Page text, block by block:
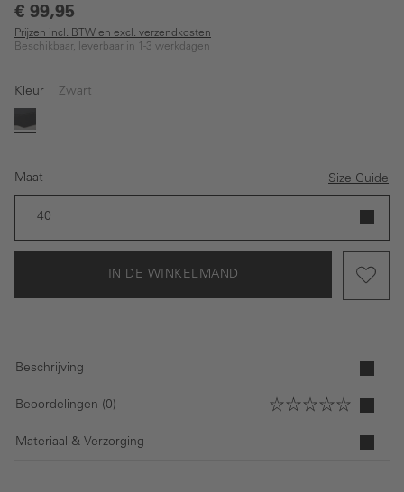
€ 99,95
Prijzen incl. BTW en excl. verzendkosten
Beschikbaar, leverbaar in 1-3 werkdagen
Kleur Zwart
Zwart
Maat Size Guide
40
IN DE WINKELMAND
Beschrijving
Beoordelingen (0)
Materiaal & Verzorging